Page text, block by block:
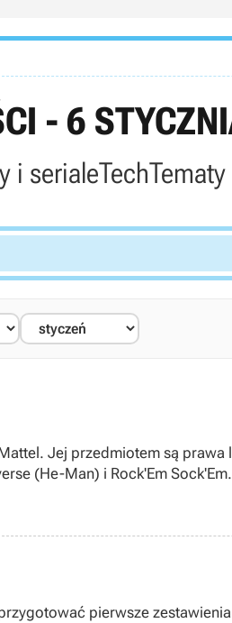
- 6
i serialeTechTematy
Jej przedmiotem są
(He-Man) i Rock'Em
pierwsze